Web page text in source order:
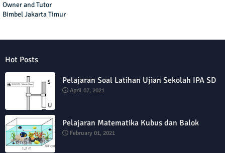
Owner and Tutor
Bimbel Jakarta Timur
Hot Posts
Pelajaran Soal Latihan Ujian Sekolah IPA SD
April 07, 2021
Pelajaran Matematika Kubus dan Balok
February 01, 2021